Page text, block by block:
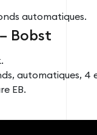
automatiques.
Bobst
automatiques,
EB.